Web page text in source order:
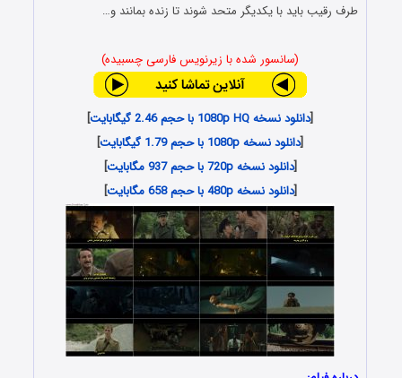
طرف رقیب باید با یکدیگر متحد شوند تا زنده بمانند و…
(سانسور شده با زیرنویس فارسی چسبیده)
[دانلود نسخه 1080p HQ با حجم 2.46 گیگابایت
]
[دانلود نسخه 1080p با حجم 1.79 گیگابایت
]
[دانلود نسخه 720p با حجم 937 مگابایت
]
[دانلود نسخه 480p با حجم 658 مگابایت ]